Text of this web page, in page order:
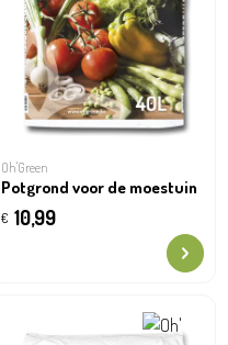
Oh'Green
Potgrond voor de moestuin
€ 10,99